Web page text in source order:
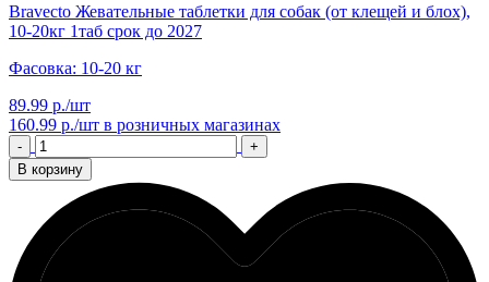
Bravecto Жевательные таблетки для собак (от клещей и блох),
10-20кг 1таб срок до 2027
Фасовка: 10-20 кг
89.99 р./шт
160.99 р./шт в розничных магазинах
-
+
В корзину